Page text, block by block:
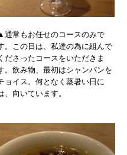
通常もお任せのコースのみで
。この日は、私達の為に組んで
ださったコースをいただきま
。飲み物、最初はシャンパンを
ョイス。何となく蒸暑い日に
、向いています。